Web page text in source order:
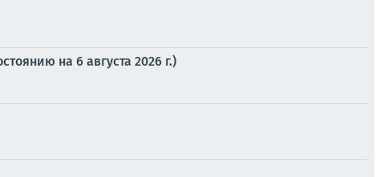
на 6 августа 2026 г.)